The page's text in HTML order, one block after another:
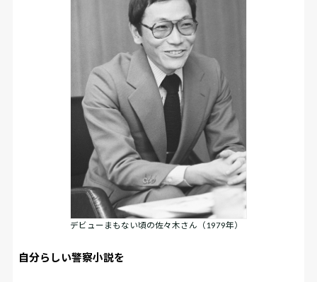
デビューまもない頃の佐々木さん（1979年）
自分らしい警察小説を